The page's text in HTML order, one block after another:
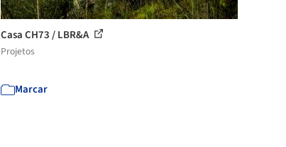
Casa CH73 / LBR&A
Projetos
Marcar